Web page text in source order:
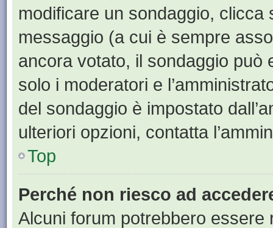
modificare un sondaggio,
messaggio (a cui è sempre
ancora votato, il sondaggio può
solo i moderatori e
del sondaggio è impostato
ulteriori opzioni, contatta
Top
Perché non riesco ad
Alcuni forum potrebbero